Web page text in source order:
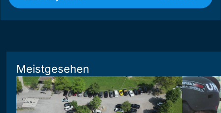
Meistgesehen